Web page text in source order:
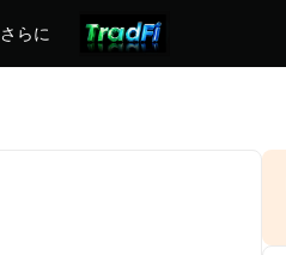
さらに